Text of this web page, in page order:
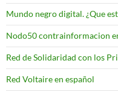
Mundo negro digital. ¿Que
Nodo50 contrainformacion
Red de Solidaridad con los
Red Voltaire en español